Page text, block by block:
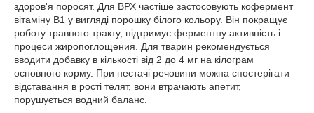
здоров'я поросят. Для ВРХ частіше застосовують кофермент
вітаміну В1 у вигляді порошку білого кольору. Він покращує
роботу травного тракту, підтримує ферментну активність і
процеси жиропоглощения. Для тварин рекомендується
вводити добавку в кількості від 2 до 4 мг на кілограм
основного корму. При нестачі речовини можна спостерігати
відставання в рості телят, вони втрачають апетит,
порушується водний баланс.